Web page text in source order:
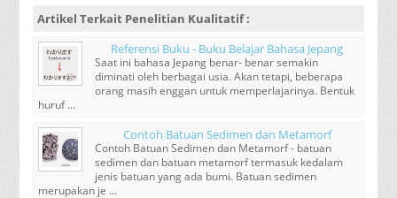
Artikel Terkait Penelitian Kualitatif:
Referensi Buku - Buku Belajar Bahasa Jepang
Saat ini bahasa Jepang benar- benar semakin
diminati oleh berbagai usia. Akan tetapi, beberapa
orang masih enggan untuk memperlajarinya. Bentuk
huruf ...
Contoh Batuan Sedimen dan Metamorf
Contoh Batuan Sedimen dan Metamorf - batuan
sedimen dan batuan metamorf termasuk kedalam
jenis batuan yang ada bumi. Batuan sedimen
merupakan je ...